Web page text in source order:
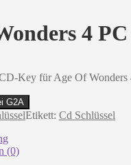
4
Key für Age Of Wonders
G2A
Etikett: Cd Schlüssel
(0)